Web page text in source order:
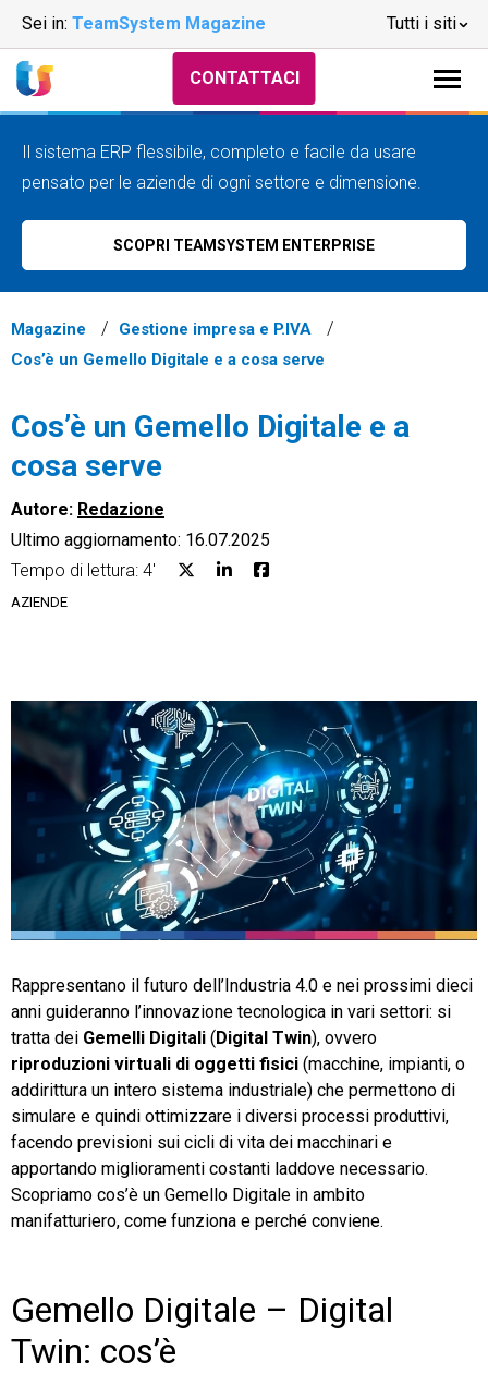
Sei in: TeamSystem Magazine Tutti i siti
Email Marketing
Fatturazione
Financial Solutions
Trust Services
TeamSystem Store
CONTATTACI
Il sistema ERP flessibile, completo e facile da usare
pensato per le aziende di ogni settore e dimensione.
SCOPRI TEAMSYSTEM ENTERPRISE
Magazine
Gestione impresa e P.IVA
Cos’è un Gemello Digitale e a cosa serve
Cos’è un Gemello Digitale e a
cosa serve
Autore: Redazione
Ultimo aggiornamento: 16.07.2025
Tempo di lettura: 4'
AZIENDE
Rappresentano il futuro dell’Industria 4.0 e nei prossimi dieci
anni guideranno l’innovazione tecnologica in vari settori: si
tratta dei Gemelli Digitali (Digital Twin), ovvero
riproduzioni virtuali di oggetti fisici (macchine, impianti, o
addirittura un intero sistema industriale) che permettono di
simulare e quindi ottimizzare i diversi processi produttivi,
facendo previsioni sui cicli di vita dei macchinari e
apportando miglioramenti costanti laddove necessario.
Scopriamo cos’è un Gemello Digitale in ambito
manifatturiero, come funziona e perché conviene.
Gemello Digitale – Digital
Twin: cos’è